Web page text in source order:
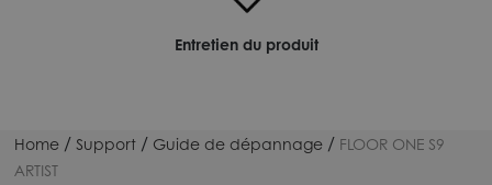
Entretien du produit
Home / Support / Guide de dépannage / FLOOR ONE S9
ARTIST